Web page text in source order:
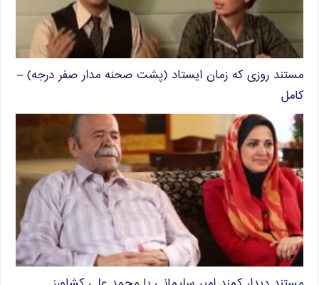
مستند روزی که زمان ایستاد (پشت صحنه مدار صفر درجه) –
کامل